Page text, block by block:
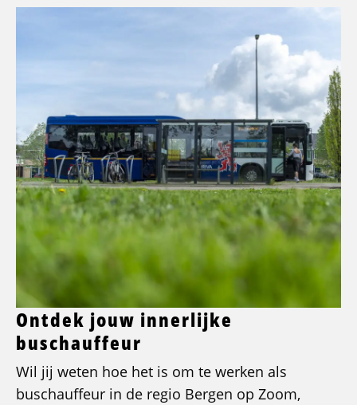
Ontdek jouw innerlijke
buschauffeur
Wil jij weten hoe het is om te werken als
buschauffeur in de regio Bergen op Zoom,